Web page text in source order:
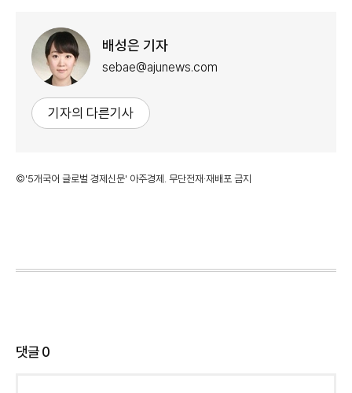
배성은 기자
sebae@ajunews.com
기자의 다른기사
©'5개국어 글로벌 경제신문' 아주경제. 무단전재·재배포 금지
댓글0